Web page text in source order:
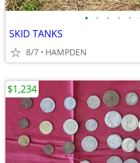
• • • • •
SKID TANKS
8/7 HAMPDEN
$1,234